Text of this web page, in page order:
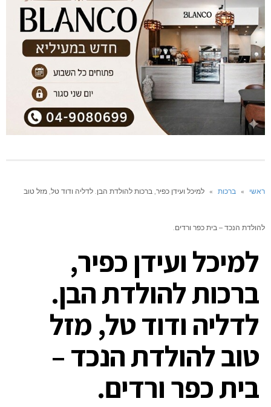
ראשי » ברכות » למיכל ועידן כפיר, ברכות להולדת הבן. לדליה ודוד טל, מזל טוב
להולדת הנכד – בית כפר ורדים.
למיכל ועידן כפיר,
ברכות להולדת הבן.
לדליה ודוד טל, מזל
טוב להולדת הנכד –
בית כפר ורדים.